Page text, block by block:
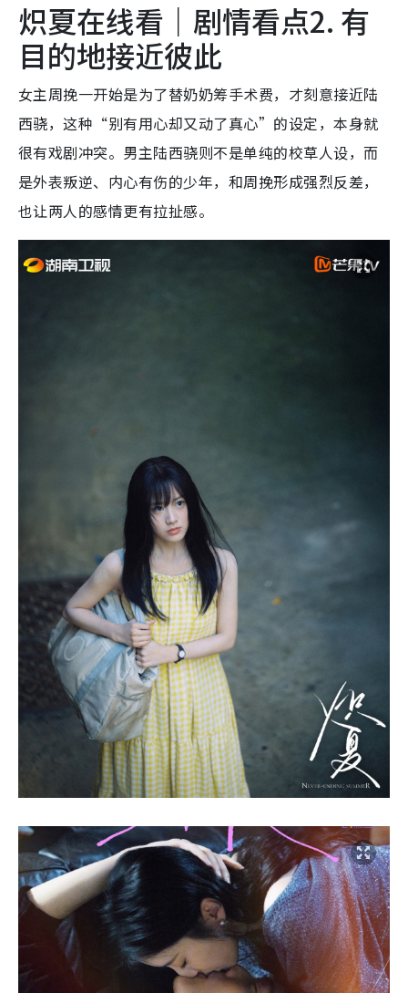
炽夏在线看｜剧情看点2. 有
目的地接近彼此
女主周挽一开始是为了替奶奶筹手术费，才刻意接近陆
西骁，这种“别有用心却又动了真心”的设定，本身就
很有戏剧冲突。男主陆西骁则不是单纯的校草人设，而
是外表叛逆、内心有伤的少年，和周挽形成强烈反差，
也让两人的感情更有拉扯感。